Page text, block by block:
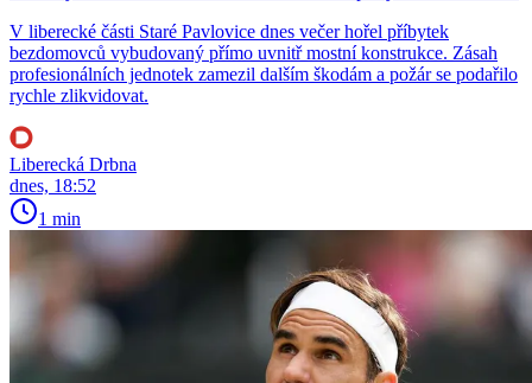
V liberecké části Staré Pavlovice dnes večer hořel příbytek
bezdomovců vybudovaný přímo uvnitř mostní konstrukce. Zásah
profesionálních jednotek zamezil dalším škodám a požár se podařilo
rychle zlikvidovat.
Liberecká Drbna
dnes, 18:52
1 min